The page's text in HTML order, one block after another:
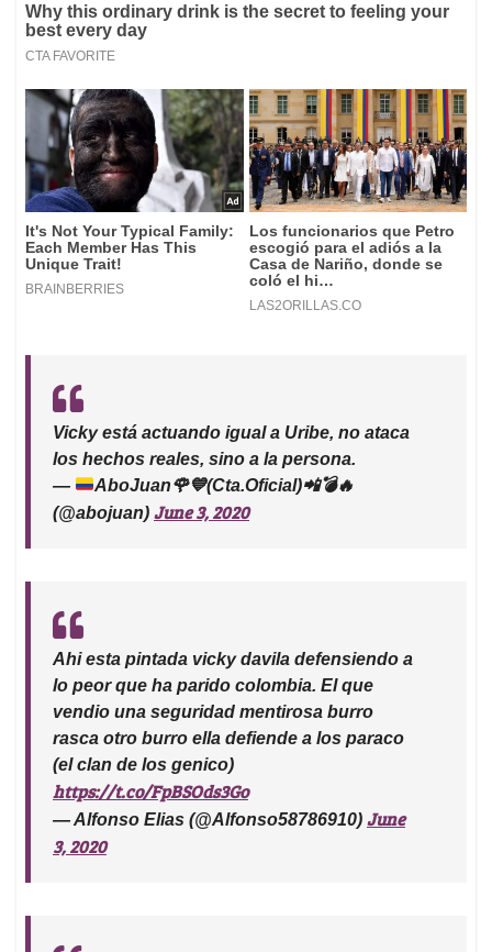
Vicky está actuando igual a Uribe, no ataca
los hechos reales, sino a la persona.
—
AboJuan🌹💙(Cta.Oficial)📲💣🔥
(@abojuan) June 3, 2020
Ahi esta pintada vicky davila defensiendo a
lo peor que ha parido colombia. El que
vendio una seguridad mentirosa burro
rasca otro burro ella defiende a los paraco
(el clan de los genico)
https://t.co/FpBSOds3Go
— Alfonso Elias (@Alfonso58786910) June
3, 2020